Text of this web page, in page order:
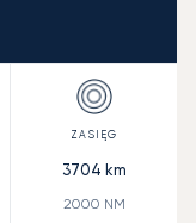
3704 km
2000 NM